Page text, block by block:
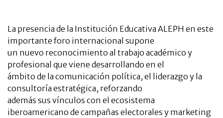
La presencia de la Institución Educativa ALEPH en este
importante foro internacional supone
un nuevo reconocimiento al trabajo académico y
profesional que viene desarrollando en el
ámbito de la comunicación política, el liderazgo y la
consultoría estratégica, reforzando
además sus vínculos con el ecosistema
iberoamericano de campañas electorales y marketing